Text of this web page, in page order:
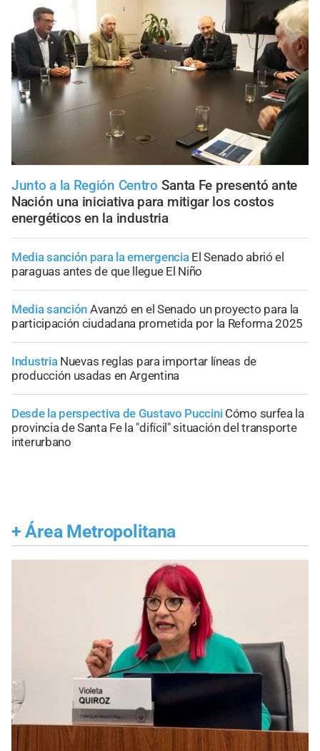
Junto a la Región Centro Santa Fe presentó ante
Nación una iniciativa para mitigar los costos
energéticos en la industria
Media sanción para la emergencia El Senado abrió el
paraguas antes de que llegue El Niño
Media sanción Avanzó en el Senado un proyecto para la
participación ciudadana prometida por la Reforma 2025
Industria Nuevas reglas para importar líneas de
producción usadas en Argentina
Desde la perspectiva de Gustavo Puccini Cómo surfea la
provincia de Santa Fe la "difícil" situación del transporte
interurbano
+ Área Metropolitana